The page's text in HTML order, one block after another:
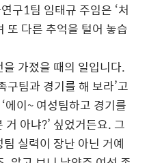
구1팀 임태규 주임은 ‘처
또 다른 추억을 털어 놓습
가졌을 때의 일입니다.
구팀과 경기를 해 보라’고
에이~ 여성팀하고 경기를
아냐?’ 싶었거든요. 그
실력이 장난 아닌 거예